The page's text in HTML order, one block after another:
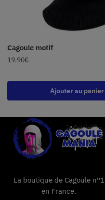
Cagoule motif
19.90€
Ajouter au panier
La boutique de Cagoule n°1
en France.